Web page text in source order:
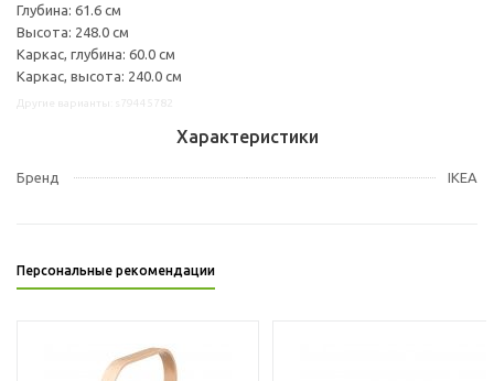
Глубина: 61.6 см
Высота: 248.0 см
Каркас, глубина: 60.0 см
Каркас, высота: 240.0 см
Характеристики
Бренд IKEA
Персональные рекомендации